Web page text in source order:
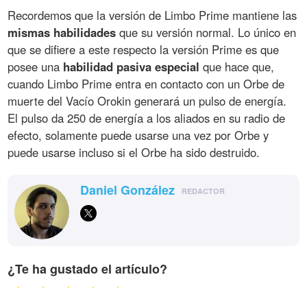
Recordemos que la versión de Limbo Prime mantiene las
mismas habilidades que su versión normal. Lo único en
que se difiere a este respecto la versión Prime es que
posee una habilidad pasiva especial que hace que,
cuando Limbo Prime entra en contacto con un Orbe de
muerte del Vacío Orokin generará un pulso de energía.
El pulso da 250 de energía a los aliados en su radio de
efecto, solamente puede usarse una vez por Orbe y
puede usarse incluso si el Orbe ha sido destruido.
Daniel González REDACTOR
¿Te ha gustado el artículo?